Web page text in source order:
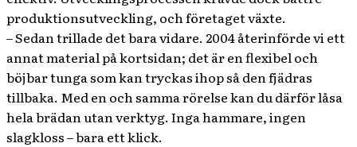
produktionsutveckling, och företaget växte.
– Sedan trillade det bara vidare. 2004 återinförde vi ett
annat material på kortsidan; det är en flexibel och
böjbar tunga som kan tryckas ihop så den fjädras
tillbaka. Med en och samma rörelse kan du därför låsa
hela brädan utan verktyg. Inga hammare, ingen
slagkloss – bara ett klick.